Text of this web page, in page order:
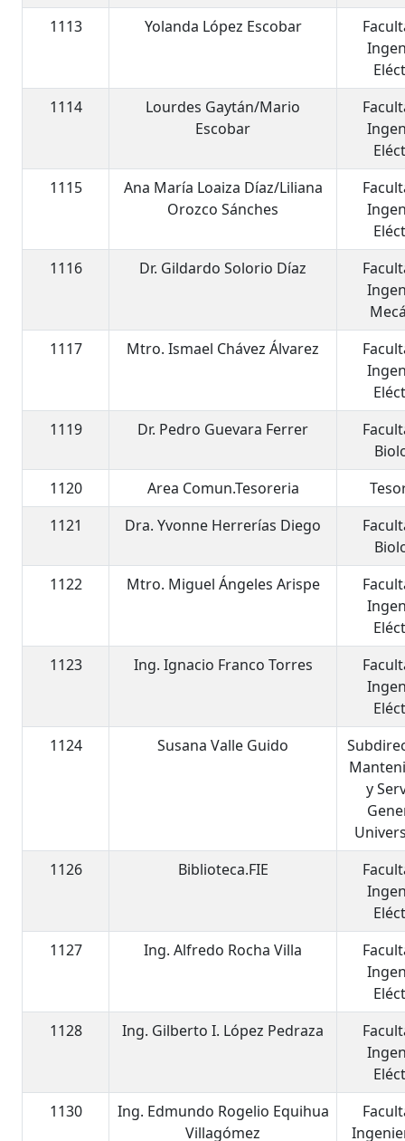
1113
Yolanda López Escobar
1114
Lourdes Gaytán/Mario
Escobar
1115
Ana María Loaiza Díaz/Liliana
Orozco Sánches
1116
Dr. Gildardo Solorio Díaz
1117
Mtro. Ismael Chávez Álvarez
1119
Dr. Pedro Guevara Ferrer
1120
Area Comun.Tesoreria
1121
Dra. Yvonne Herrerías Diego
1122
Mtro. Miguel Ángeles Arispe
1123
Ing. Ignacio Franco Torres
1124
Susana Valle Guido
y
1126
Biblioteca.FIE
1127
Ing. Alfredo Rocha Villa
1128
Ing. Gilberto I. López Pedraza
1130
Ing. Edmundo Rogelio Equihua
Villagómez